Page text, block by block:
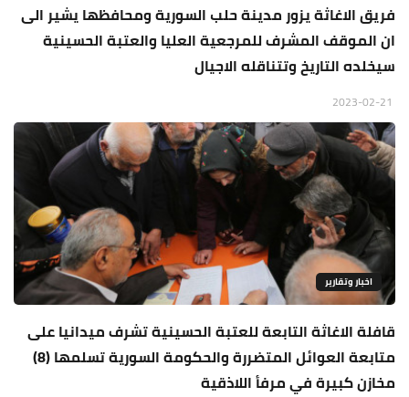
فريق الاغاثة يزور مدينة حلب السورية ومحافظها يشير الى
ان الموقف المشرف للمرجعية العليا والعتبة الحسينية
سيخلده التاريخ وتتناقله الاجيال
اخبار وتقارير
قافلة الاغاثة التابعة للعتبة الحسينية تشرف ميدانيا على
متابعة العوائل المتضررة والحكومة السورية تسلمها (8)
مخازن كبيرة في مرفأ اللاذقية